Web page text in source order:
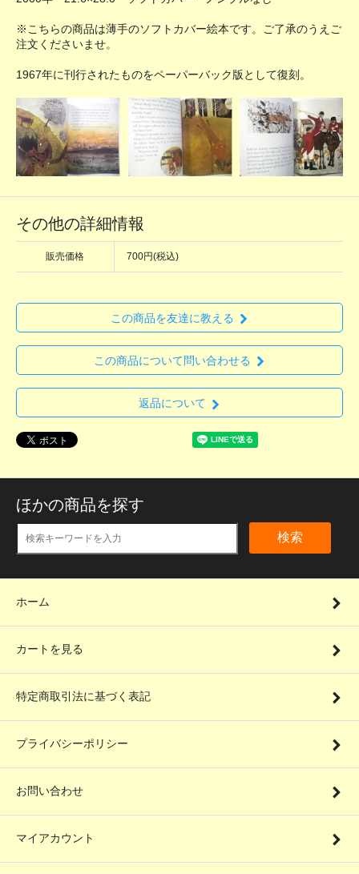
※こちらの商品は薄手のソフトカバー絵本です。ご了承のうえご
注文くださいませ。
1967年に刊行されたものをペーパーバック版として復刻。
その他の詳細情報
販売価格 700円(税込)
この商品を友達に教える
この商品について問い合わせる
返品について
ほかの商品を探す
検索
ホーム
カートを見る
特定商取引法に基づく表記
プライバシーポリシー
お問い合わせ
マイアカウント